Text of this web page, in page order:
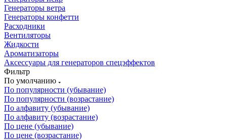
Генераторы ветра
Генераторы конфетти
Расходники
Вентиляторы
Жидкости
Ароматизаторы
Аксессуары для генераторов спецэффектов
Фильтр
По умолчанию
По популярности (убывание)
По популярности (возрастание)
По алфавиту (убывание)
По алфавиту (возрастание)
По цене (убывание)
По цене (возрастание)